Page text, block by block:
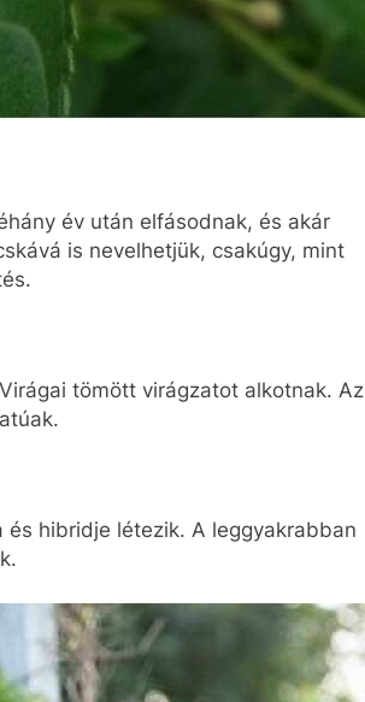
év után elfásodnak, és akár
is nevelhetjük, csakúgy, mint
tömött virágzatot alkotnak. Az
hibridje létezik. A leggyakrabban